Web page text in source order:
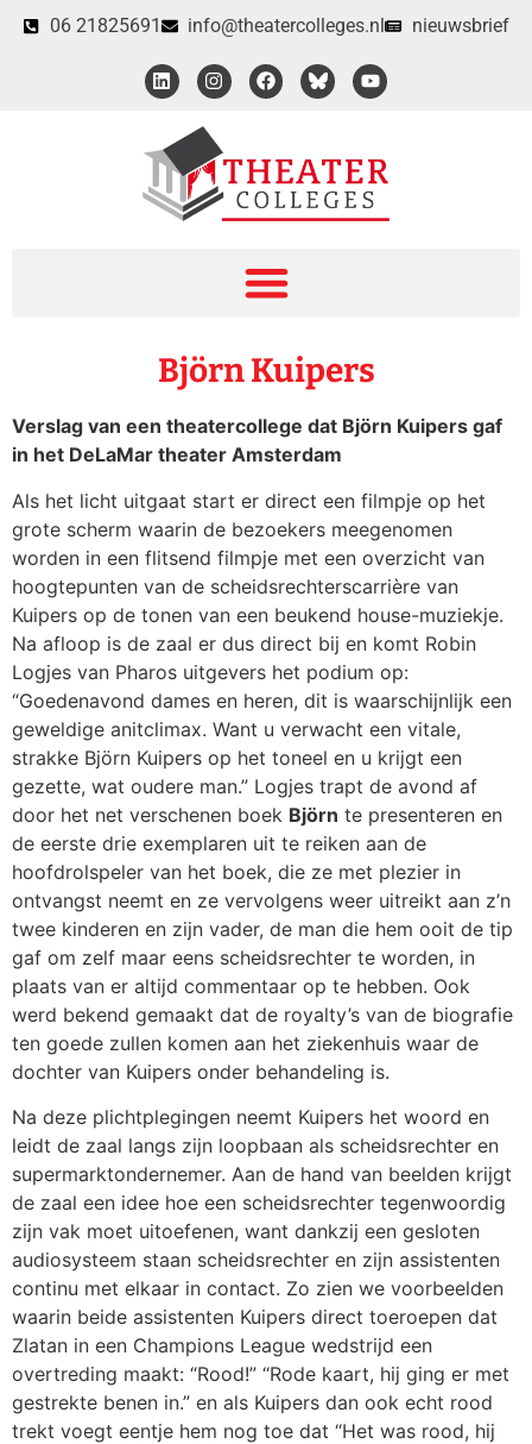
06 21825691 info@theatercolleges.nl nieuwsbrief
Björn Kuipers
Verslag van een theatercollege dat Björn Kuipers gaf
in het DeLaMar theater Amsterdam
Als het licht uitgaat start er direct een filmpje op het
grote scherm waarin de bezoekers meegenomen
worden in een flitsend filmpje met een overzicht van
hoogtepunten van de scheidsrechterscarrière van
Kuipers op de tonen van een beukend house-muziekje.
Na afloop is de zaal er dus direct bij en komt Robin
Logjes van Pharos uitgevers het podium op:
“Goedenavond dames en heren, dit is waarschijnlijk een
geweldige anitclimax. Want u verwacht een vitale,
strakke Björn Kuipers op het toneel en u krijgt een
gezette, wat oudere man.” Logjes trapt de avond af
door het net verschenen boek Björn te presenteren en
de eerste drie exemplaren uit te reiken aan de
hoofdrolspeler van het boek, die ze met plezier in
ontvangst neemt en ze vervolgens weer uitreikt aan z’n
twee kinderen en zijn vader, de man die hem ooit de tip
gaf om zelf maar eens scheidsrechter te worden, in
plaats van er altijd commentaar op te hebben. Ook
werd bekend gemaakt dat de royalty’s van de biografie
ten goede zullen komen aan het ziekenhuis waar de
dochter van Kuipers onder behandeling is.
Na deze plichtplegingen neemt Kuipers het woord en
leidt de zaal langs zijn loopbaan als scheidsrechter en
supermarktondernemer. Aan de hand van beelden krijgt
de zaal een idee hoe een scheidsrechter tegenwoordig
zijn vak moet uitoefenen, want dankzij een gesloten
audiosysteem staan scheidsrechter en zijn assistenten
continu met elkaar in contact. Zo zien we voorbeelden
waarin beide assistenten Kuipers direct toeroepen dat
Zlatan in een Champions League wedstrijd een
overtreding maakt: “Rood!” “Rode kaart, hij ging er met
gestrekte benen in.” en als Kuipers dan ook echt rood
trekt voegt eentje hem nog toe dat “Het was rood, hij